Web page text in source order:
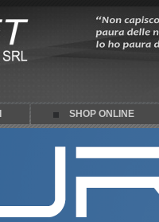
SHOP ONLINE